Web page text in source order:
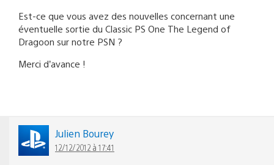
Est-ce que vous avez des nouvelles concernant une
éventuelle sortie du Classic PS One The Legend of
Dragoon sur notre PSN ?
Merci d’avance !
Julien Bourey
12/12/2012 à 17:41